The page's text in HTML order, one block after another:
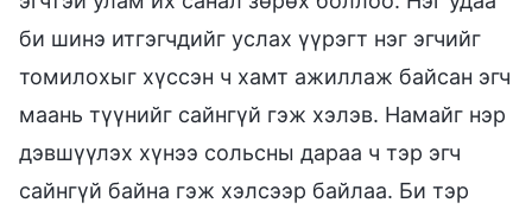
би шинэ итгэгчдийг услах үүрэгт нэг эгчийг
томилохыг хүссэн ч хамт ажиллаж байсан эгч
маань түүнийг сайнгүй гэж хэлэв. Намайг нэр
дэвшүүлэх хүнээ сольсны дараа ч тэр эгч
сайнгүй байна гэж хэлсээр байлаа. Би тэр